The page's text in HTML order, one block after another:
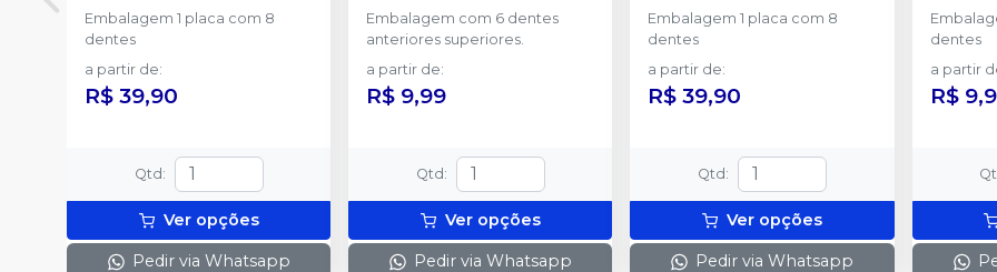
Embalagem 1 placa com 8
dentes
a partir de:
R$ 39,90
Qtd :
Ver opções
Pedir via Whatsapp
Embalagem com 6 dentes
anteriores superiores.
a partir de:
R$ 9,99
Qtd :
Ver opções
Pedir via Whatsapp
Embalagem 1 placa com 8
dentes
a partir de:
R$ 39,90
Qtd :
Ver opções
Pedir via Whatsapp
dentes
a partir
R$